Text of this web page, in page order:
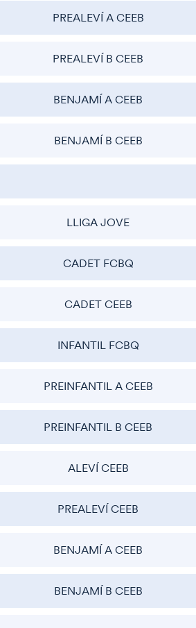
PREALEVÍ A CEEB
PREALEVÍ B CEEB
BENJAMÍ A CEEB
BENJAMÍ B CEEB
LLIGA JOVE
CADET FCBQ
CADET CEEB
INFANTIL FCBQ
PREINFANTIL A CEEB
PREINFANTIL B CEEB
ALEVÍ CEEB
PREALEVÍ CEEB
BENJAMÍ A CEEB
BENJAMÍ B CEEB